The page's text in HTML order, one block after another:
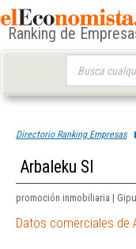
Ranking de
Directorio Ranking Empresas
Arbaleku Sl
promoción inmobiliaria |
Datos comerciales de